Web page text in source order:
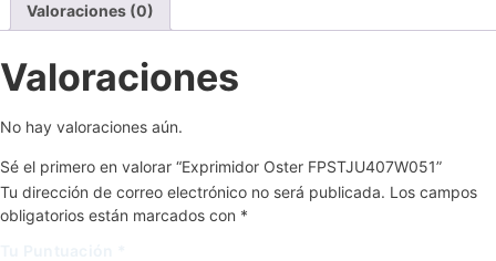
Valoraciones (0)
Valoraciones
No hay valoraciones aún.
Sé el primero en valorar “Exprimidor Oster FPSTJU407W051”
Tu dirección de correo electrónico no será publicada. Los campos
obligatorios están marcados con *